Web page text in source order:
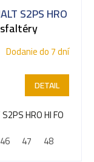
S2PS HRO
Dodanie do 7 dní
DETAIL
HRO HI FO
46 47 48